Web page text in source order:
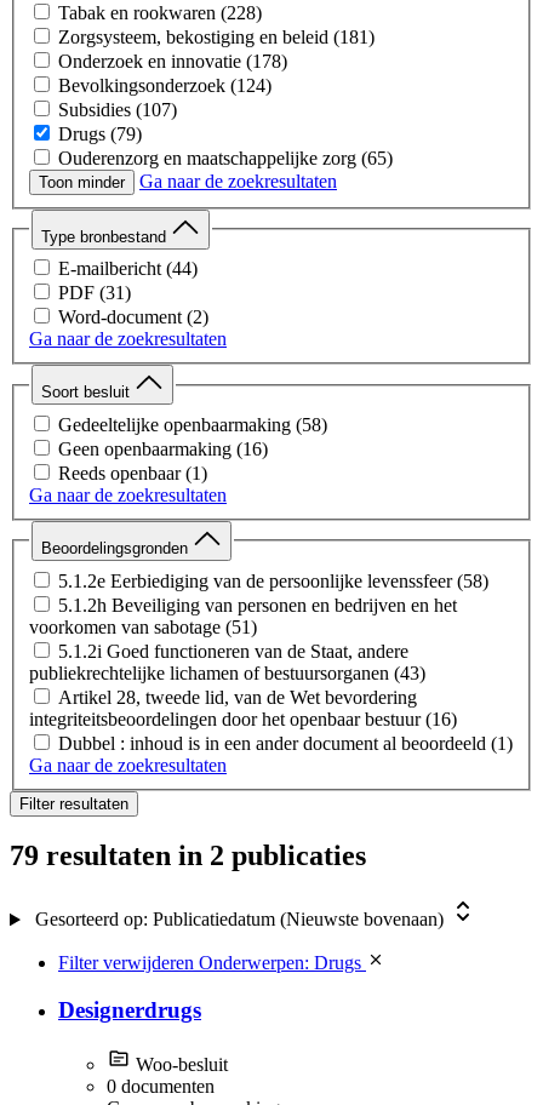
Tabak en rookwaren (228)
Zorgsysteem, bekostiging en beleid (181)
Onderzoek en innovatie (178)
Bevolkingsonderzoek (124)
Subsidies (107)
Drugs (79)
Ouderenzorg en maatschappelijke zorg (65)
Toon minder Ga naar de zoekresultaten
Type bronbestand
E-mailbericht (44)
PDF (31)
Word-document (2)
Ga naar de zoekresultaten
Soort besluit
Gedeeltelijke openbaarmaking (58)
Geen openbaarmaking (16)
Reeds openbaar (1)
Ga naar de zoekresultaten
Beoordelingsgronden
5.1.2e Eerbiediging van de persoonlijke levenssfeer (58)
5.1.2h Beveiliging van personen en bedrijven en het
voorkomen van sabotage (51)
5.1.2i Goed functioneren van de Staat, andere
publiekrechtelijke lichamen of bestuursorganen (43)
Artikel 28, tweede lid, van de Wet bevordering
integriteitsbeoordelingen door het openbaar bestuur (16)
Dubbel : inhoud is in een ander document al beoordeeld (1)
Ga naar de zoekresultaten
Filter resultaten
79 resultaten in 2 publicaties
Gesorteerd op: Publicatiedatum (Nieuwste bovenaan)
Filter verwijderen Onderwerpen: Drugs
Designerdrugs
Woo-besluit
0 documenten